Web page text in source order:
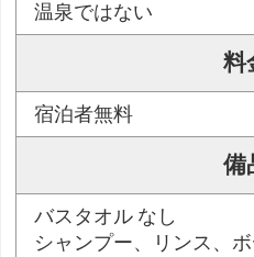
温泉ではない
料
宿泊者無料
備
バスタオル なし
シャンプー、リンス、